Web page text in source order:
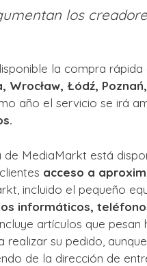
los
la compra
Wrocław, Łódź,
año el servicio se irá
de MediaMarkt está
acceso a
incluido el pequeño
informáticos,
artículos que pesan
realizar su pedido,
de la dirección de